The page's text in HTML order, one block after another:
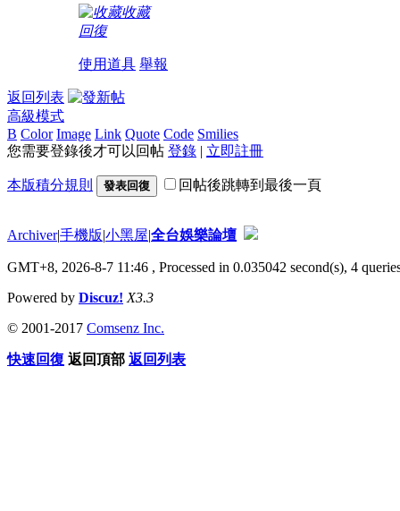
收藏
回復
使用道具 舉報
返回列表
高級模式
B Color Image Link Quote Code Smilies
您需要登錄後才可以回帖 登錄 | 立即註冊
本版積分規則 發表回復 回帖後跳轉到最後一頁
Archiver|手機版|小黑屋|全台娛樂論壇
GMT+8, 2026-8-7 11:46 , Processed in 0.035042 second(s), 4
Powered by Discuz! X3.3
© 2001-2017 Comsenz Inc.
快速回復 返回頂部 返回列表